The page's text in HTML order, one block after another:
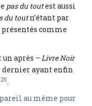
pas du toutest aussi
du toutn’étant par
comme
un après –Livre Noir
dernier ayant enfin
25.
au même pour